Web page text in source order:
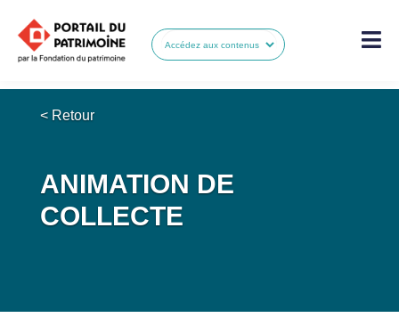
< Retour
ANIMATION DE
COLLECTE